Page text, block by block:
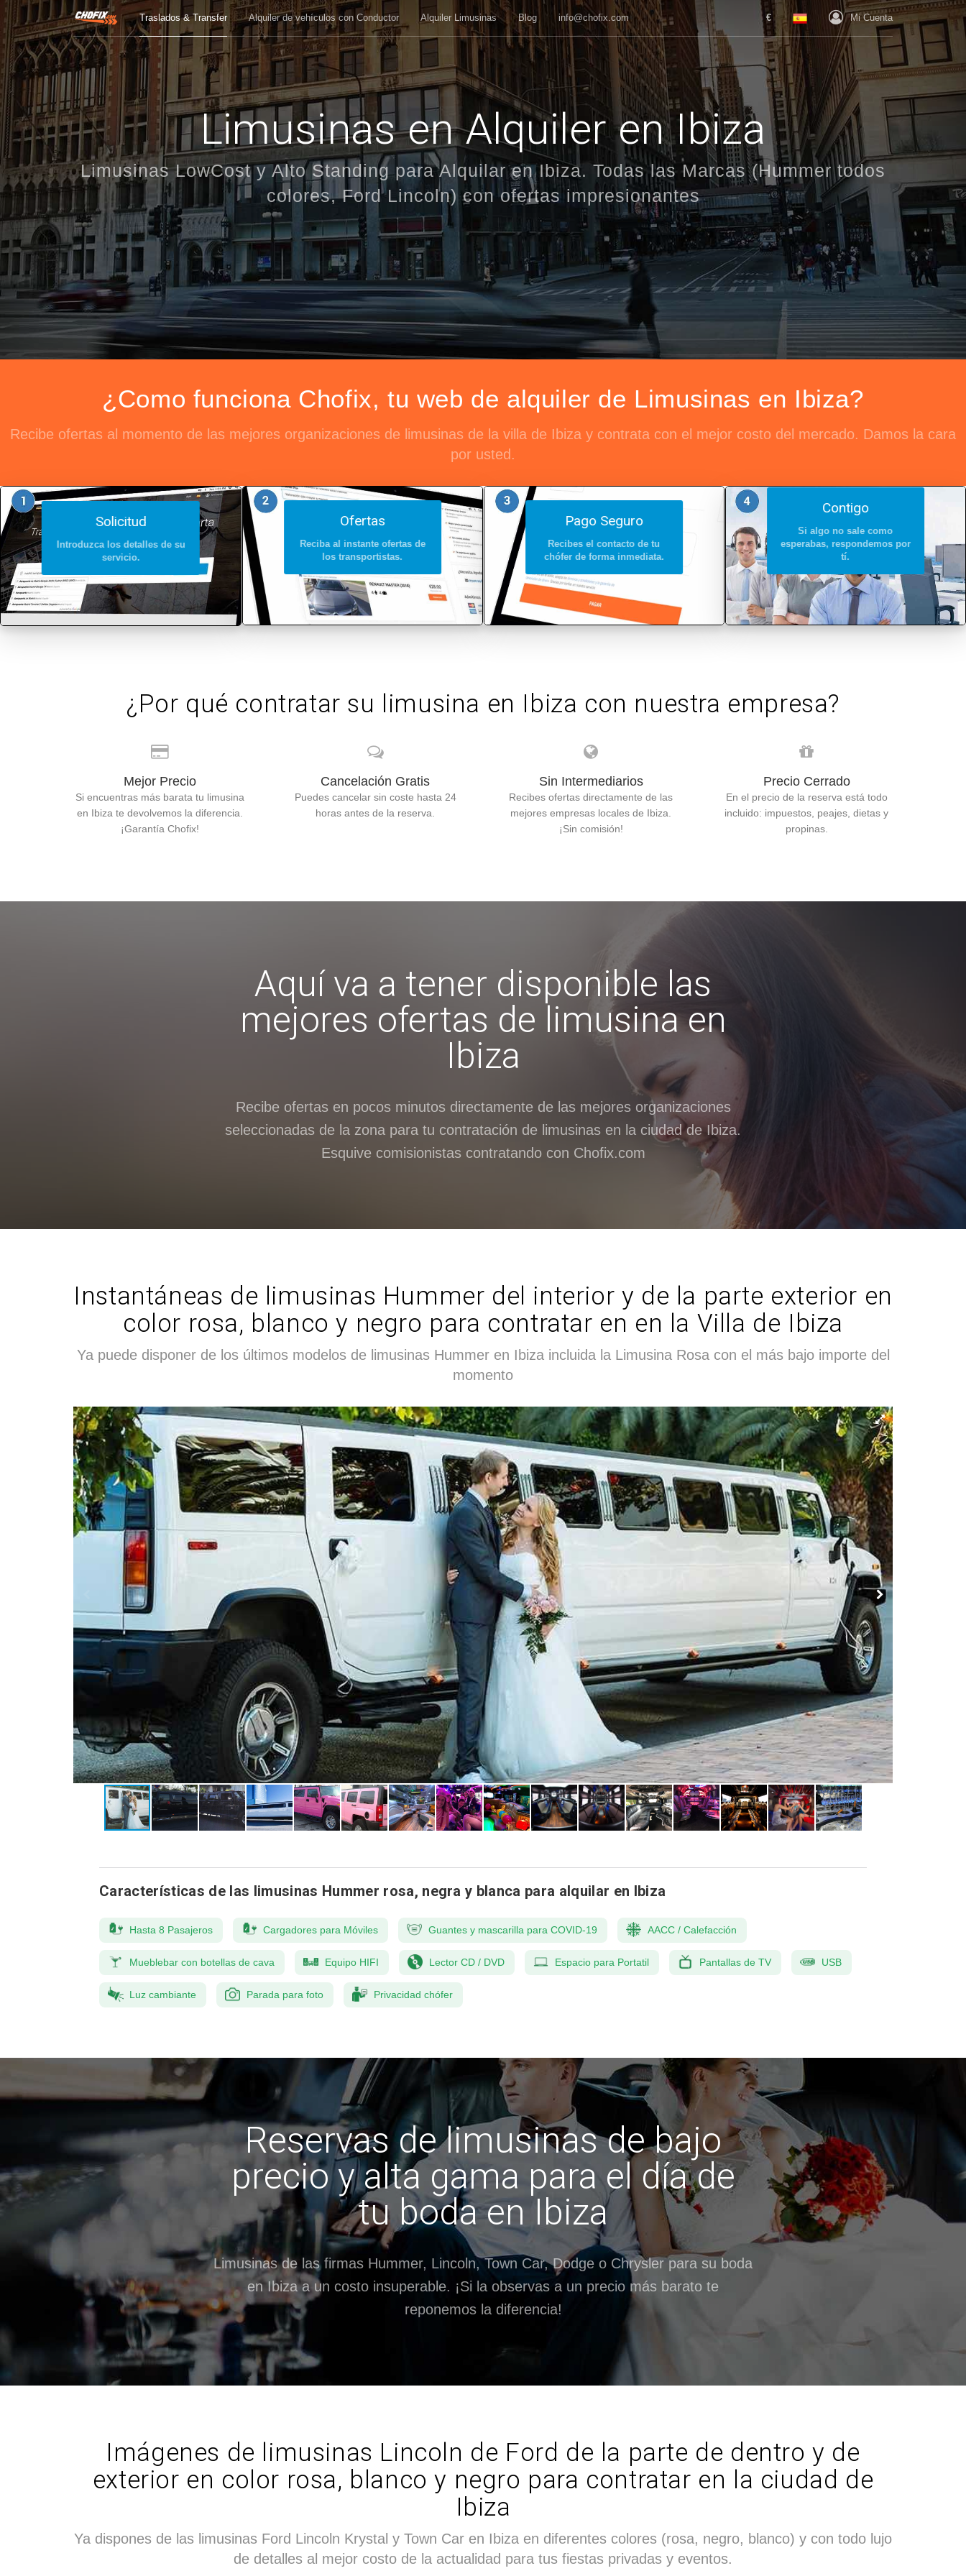
Traslados & Transfer Alquiler de vehículos con Conductor Alquiler Limusinas Blog info@chofix.com € Mi Cuenta
Limusinas en Alquiler en Ibiza
Limusinas LowCost y Alto Standing para Alquilar en Ibiza. Todas las Marcas (Hummer todos
colores, Ford Lincoln) con ofertas impresionantes
¿Como funciona Chofix, tu web de alquiler de Limusinas en Ibiza?
Recibe ofertas al momento de las mejores organizaciones de limusinas de la villa de Ibiza y contrata con el mejor costo del mercado. Damos la cara
por usted.
Solicitud
Introduzca los detalles de su
servicio.
Ofertas
Reciba al instante ofertas de
los transportistas.
Pago Seguro
Recibes el contacto de tu
chófer de forma inmediata.
Contigo
Si algo no sale como
esperabas, respondemos por
tí.
¿Por qué contratar su limusina en Ibiza con nuestra empresa?
Mejor Precio
Si encuentras más barata tu limusina
en Ibiza te devolvemos la diferencia.
¡Garantía Chofix!
Cancelación Gratis
Puedes cancelar sin coste hasta 24
horas antes de la reserva.
Sin Intermediarios
Recibes ofertas directamente de las
mejores empresas locales de Ibiza.
¡Sin comisión!
Precio Cerrado
En el precio de la reserva está todo
incluido: impuestos, peajes, dietas y
propinas.
Aquí va a tener disponible las
mejores ofertas de limusina en
Ibiza
Recibe ofertas en pocos minutos directamente de las mejores organizaciones
seleccionadas de la zona para tu contratación de limusinas en la ciudad de Ibiza.
Esquive comisionistas contratando con Chofix.com
Instantáneas de limusinas Hummer del interior y de la parte exterior en
color rosa, blanco y negro para contratar en en la Villa de Ibiza
Ya puede disponer de los últimos modelos de limusinas Hummer en Ibiza incluida la Limusina Rosa con el más bajo importe del
momento
Características de las limusinas Hummer rosa, negra y blanca para alquilar en Ibiza
Hasta 8 Pasajeros Cargadores para Móviles Guantes y mascarilla para COVID-19 AACC / Calefacción
Mueblebar con botellas de cava Equipo HIFI Lector CD / DVD Espacio para Portatil Pantallas de TV USB
Luz cambiante Parada para foto Privacidad chófer
Reservas de limusinas de bajo
precio y alta gama para el día de
tu boda en Ibiza
Limusinas de las firmas Hummer, Lincoln, Town Car, Dodge o Chrysler para su boda
en Ibiza a un costo insuperable. ¡Si la observas a un precio más barato te
reponemos la diferencia!
Imágenes de limusinas Lincoln de Ford de la parte de dentro y de
exterior en color rosa, blanco y negro para contratar en la ciudad de
Ibiza
Ya dispones de las limusinas Ford Lincoln Krystal y Town Car en Ibiza en diferentes colores (rosa, negro, blanco) y con todo lujo
de detalles al mejor costo de la actualidad para tus fiestas privadas y eventos.